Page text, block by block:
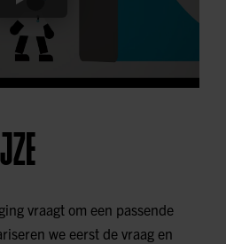
vraagt om een passende
we eerst de vraag en